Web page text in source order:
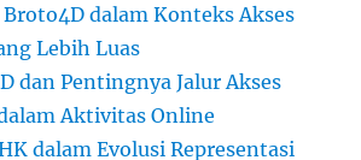
dalam Konteks Akses
Lebih Luas
dan Pentingnya Jalur Akses
Aktivitas Online
dalam Evolusi Representasi